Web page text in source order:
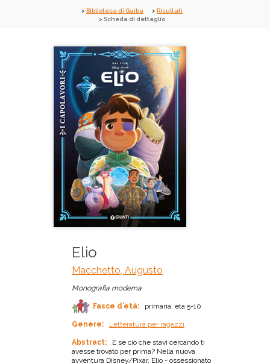
Biblioteca di Gaiba
Risultati
Scheda di dettaglio
Elio
Macchetto, Augusto
Monografia moderna
Fasce d'età: primaria, età 5-10
Genere: Letteratura per ragazzi
Abstract:
E se ciò che stavi cercando ti
avesse trovato per prima? Nella nuova
avventura Disney/Pixar, Elio - ossessionato